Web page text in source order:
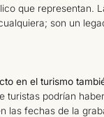
que representan.
son un
en el turismo
turistas podrían
las fechas de la